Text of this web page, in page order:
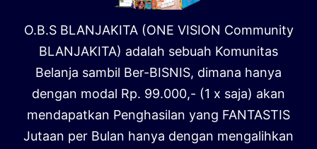
O.B.S BLANJAKITA (ONE VISION Community
BLANJAKITA) adalah sebuah Komunitas
Belanja sambil Ber-BISNIS, dimana hanya
dengan modal Rp. 99.000,- (1 x saja) akan
mendapatkan Penghasilan yang FANTASTIS
Jutaan per Bulan hanya dengan mengalihkan